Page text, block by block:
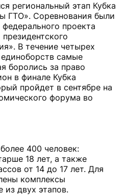
региональный этап Кубка
ГТО». Соревнования были
проекта
В течение четырех
самые
боролись за право
в финале Кубка
пройдет в сентябре на
форума во
400 человек:
18 лет, а также
от 14 до 17 лет. Для
комплексы
двух этапов.